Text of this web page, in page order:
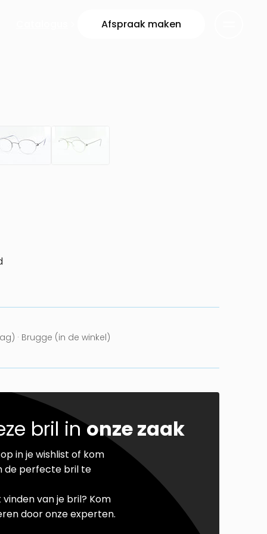
Afspraak maken
· Brugge (in de winkel)
bril inonze zaak
in je wishlist of kom
de perfecte bril te
van je bril? Kom
door onze experten.